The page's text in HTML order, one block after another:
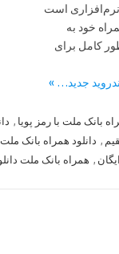
نرم‌افزاری است
خود به
کامل برای
بانک ملت با رمز پویا ,
, دانلود همراه بانک
, همراه بانک ملت